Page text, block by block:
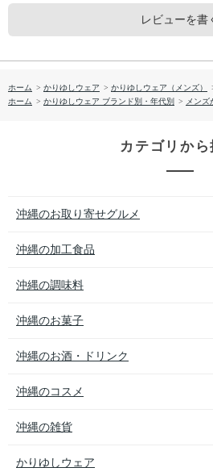
レビューを書
ホーム > かりゆしウェア > かりゆしウェア（メンズ）
ホーム > かりゆしウェア ブランド別・年代別 > メンズ
カテゴリから
沖縄のお取り寄せグルメ
沖縄の加工食品
沖縄の調味料
沖縄のお菓子
沖縄のお酒・ドリンク
沖縄のコスメ
沖縄の雑貨
かりゆしウェア